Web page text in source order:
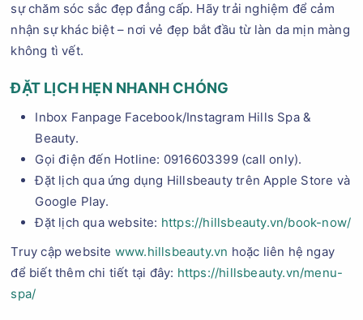
sự chăm sóc sắc đẹp đẳng cấp. Hãy trải nghiệm để cảm
nhận sự khác biệt – nơi vẻ đẹp bắt đầu từ làn da mịn màng
không tì vết.
ĐẶT LỊCH HẸN NHANH CHÓNG
Inbox Fanpage Facebook/Instagram Hills Spa &
Beauty.
Gọi điện đến Hotline: 0916603399 (call only).
Đặt lịch qua ứng dụng Hillsbeauty trên Apple Store và
Google Play.
Đặt lịch qua website: https://hillsbeauty.vn/book-now/
Truy cập website www.hillsbeauty.vn hoặc liên hệ ngay
để biết thêm chi tiết tại đây: https://hillsbeauty.vn/menu-
spa/